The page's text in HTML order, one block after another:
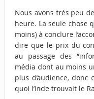
Nous avons très peu
heure. La seule chose
moins) à conclure
dire que le prix du
au passage des
média dont au moins
plus d’audience, donc
quoi l’Inde trouvait le